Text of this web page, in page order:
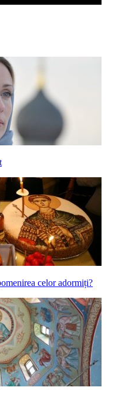
celor adormiți?